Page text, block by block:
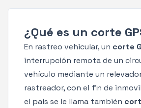
¿Qué es un corte
En rastreo vehicular, un corte
interrupción remota de un
vehículo mediante un
rastreador, con el fin de
el país se le llama también